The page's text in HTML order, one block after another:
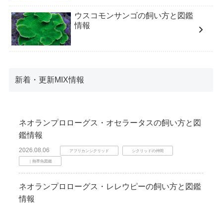
ウスコモンサンゴの飼い方と図鑑
情報
新着・更新MIX情報
ネオランプロローグス・オセラータスの飼い方と図
鑑情報
2026.08.06 アフリカンシクリッド シクリッドの仲間
｜熱帯魚図鑑
ネオランプロローグス・レレウピーの飼い方と図鑑
情報